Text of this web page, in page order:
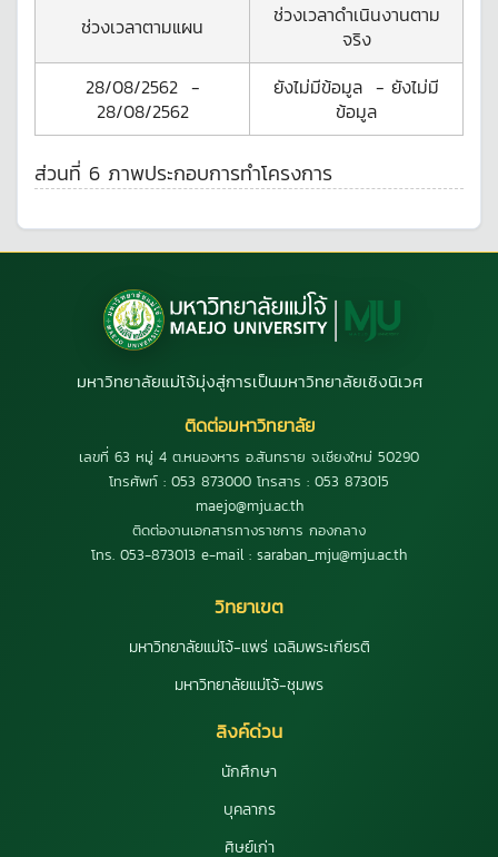
ช่วงเวลาตามแผน
ช่วงเวลาดำเนินงานตาม
จริง
28/08/2562-
28/08/2562
ยังไม่มีข้อมูล - ยังไม่มี
ข้อมูล
ส่วนที่ 6 ภาพประกอบการทำโครงการ
มหาวิทยาลัยแม่โจ้มุ่งสู่การเป็นมหาวิทยาลัยเชิงนิเวศ
ติดต่อมหาวิทยาลัย
เลขที่ 63 หมู่ 4 ต.หนองหาร อ.สันทราย จ.เชียงใหม่ 50290
โทรศัพท์ : 053 873000 โทรสาร : 053 873015
maejo@mju.ac.th
ติดต่องานเอกสารทางราชการ กองกลาง
โทร. 053-873013 e-mail : saraban_mju@mju.ac.th
วิทยาเขต
มหาวิทยาลัยแม่โจ้-แพร่ เฉลิมพระเกียรติ
มหาวิทยาลัยแม่โจ้-ชุมพร
ลิงค์ด่วน
นักศึกษา
บุคลากร
ศิษย์เก่า